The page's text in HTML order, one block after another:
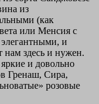
из
(как
или Менсия с
и
здесь и нужен.
и довольно
Гренаш, Сира,
розовые